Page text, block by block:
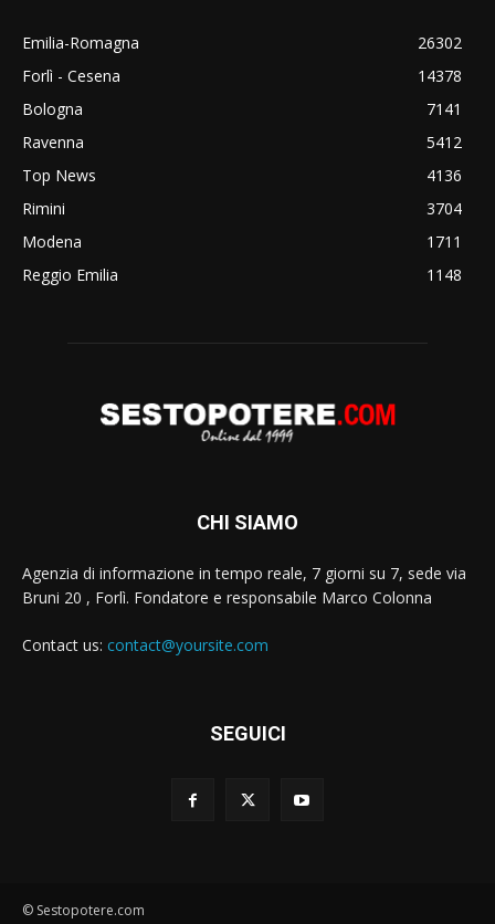
Emilia-Romagna
26302
Forlì - Cesena
14378
Bologna
7141
Ravenna
5412
Top News
4136
Rimini
3704
Modena
1711
Reggio Emilia
1148
CHI SIAMO
Agenzia di informazione in tempo reale, 7 giorni su 7, sede via
Bruni 20 , Forlì. Fondatore e responsabile Marco Colonna
Contact us: contact@yoursite.com
SEGUICI
© Sestopotere.com